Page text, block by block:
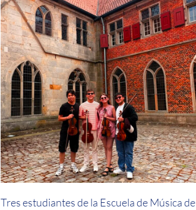
Tres estudiantes de la Escuela de Música de